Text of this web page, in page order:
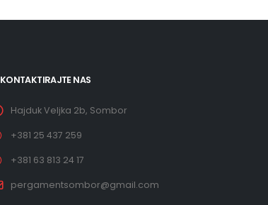
KONTAKTIRAJTE NAS
Hajduk Veljka 2b, Sombor
+381 25 437 259
+381 63 813 24 17
pergamentsombor@gmail.com